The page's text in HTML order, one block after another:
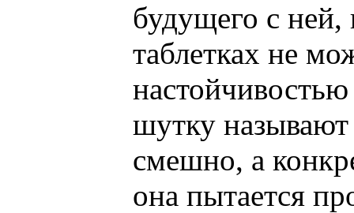
будущего с ней,
таблетках не
шутку называют
смешно, а
она пытается